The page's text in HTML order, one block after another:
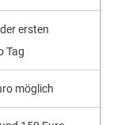
ersten
Tag
möglich